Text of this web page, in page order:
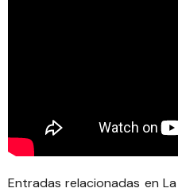
Entradas relacionadas en